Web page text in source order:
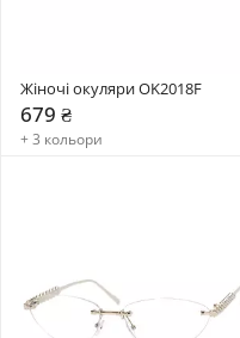
Жіночі окуляри OK2018F
679 ₴
+ 3 кольори